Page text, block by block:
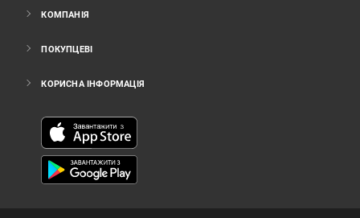
КОМПАНІЯ
ПОКУПЦЕВІ
КОРИСНА ІНФОРМАЦІЯ